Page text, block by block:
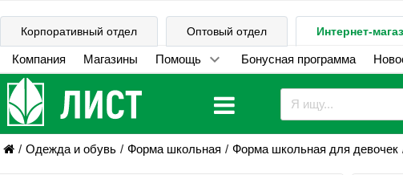
Корпоративный отдел Оптовый отдел Интернет-
Компания Магазины Помощь Бонусная программа
Одежда и обувь Форма школьная Форма школьная для девочек